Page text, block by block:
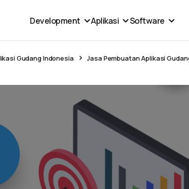
Development Aplikasi Software
Gudang Indonesia Jasa Pembuatan Aplikasi